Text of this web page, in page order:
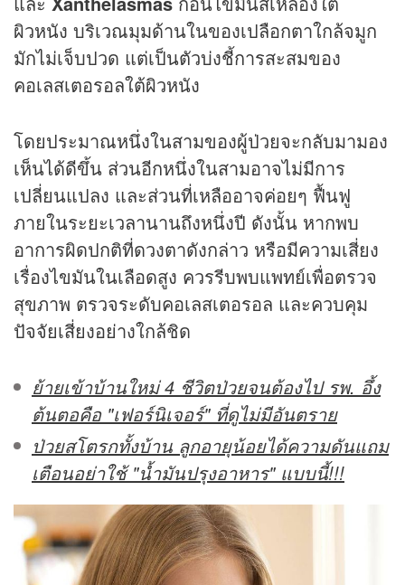
ผิวหนัง บริเวณมุมด้านในของเปลือกตาใกล้จมูก
มักไม่เจ็บปวด แต่เป็นตัวบ่งชี้การสะสมของ
คอเลสเตอรอลใต้ผิวหนัง
โดยประมาณหนึ่งในสามของผู้ป่วยจะกลับมามอง
เห็นได้ดีขึ้น ส่วนอีกหนึ่งในสามอาจไม่มีการ
เปลี่ยนแปลง และส่วนที่เหลืออาจค่อยๆ ฟื้นฟู
ภายในระยะเวลานานถึงหนึ่งปี ดังนั้น หากพบ
อาการผิดปกติที่ดวงตาดังกล่าว หรือมีความเสี่ยง
เรื่องไขมันในเลือดสูง ควรรีบพบแพทย์เพื่อตรวจ
สุขภาพ ตรวจระดับคอเลสเตอรอล และควบคุม
ปัจจัยเสี่ยงอย่างใกล้ชิด
ย้ายเข้าบ้านใหม่ 4 ชีวิตป่วยจนต้องไป รพ. อึ้ง
ต้นตอคือ "เฟอร์นิเจอร์" ที่ดูไม่มีอันตราย
ป่วยสโตรกทั้งบ้าน ลูกอายุน้อยได้ความดันแถม
เตือนอย่าใช้ "น้ำมันปรุงอาหาร" แบบนี้!!!